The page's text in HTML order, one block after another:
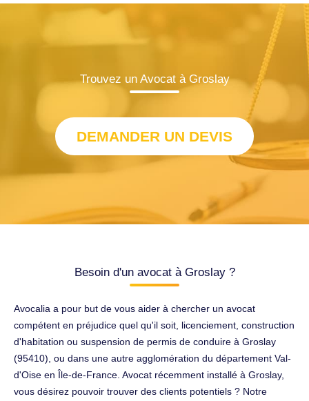
Trouvez un Avocat à Groslay
DEMANDER UN DEVIS
Besoin d'un avocat à Groslay ?
Avocalia a pour but de vous aider à chercher un avocat
compétent en préjudice quel qu'il soit, licenciement, construction
d'habitation ou suspension de permis de conduire à Groslay
(95410), ou dans une autre agglomération du département Val-
d'Oise en Île-de-France. Avocat récemment installé à Groslay,
vous désirez pouvoir trouver des clients potentiels ? Notre